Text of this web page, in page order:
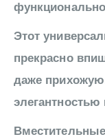
Этот
прекрасно
даже